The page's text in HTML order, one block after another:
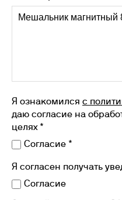
Я ознакомился с
даю согласие на
целях *
Согласие *
Я согласен получать
Согласие